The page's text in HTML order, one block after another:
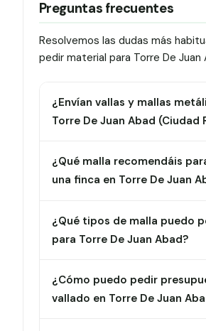
Preguntas frecuentes
Resolvemos las dudas más
pedir material para Torre De Juan
¿Envían vallas y mallas
Torre De Juan Abad (Ciudad
¿Qué malla recomendáis
una finca en Torre De Juan
¿Qué tipos de malla puedo
para Torre De Juan Abad?
¿Cómo puedo pedir
vallado en Torre De Juan